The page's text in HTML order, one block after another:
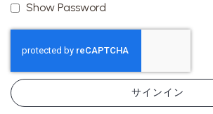
Show Password
サインイン